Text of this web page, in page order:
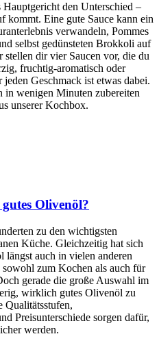
den Unterschied –
kommt. Eine gute Sauce kann ein
verwandeln, Pommes
selbst gedünsteten Brokkoli auf
stellen dir vier Saucen vor, die du
fruchtig-aromatisch oder
Geschmack ist etwas dabei.
in wenigen Minuten zubereiten
unserer Kochbox.
Olivenöl?
zu den wichtigsten
Küche. Gleichzeitig hat sich
längst auch in vielen anderen
zum Kochen als auch für
gerade die große Auswahl im
wirklich gutes Olivenöl zu
Qualitätsstufen,
Preisunterschiede sorgen dafür,
werden.